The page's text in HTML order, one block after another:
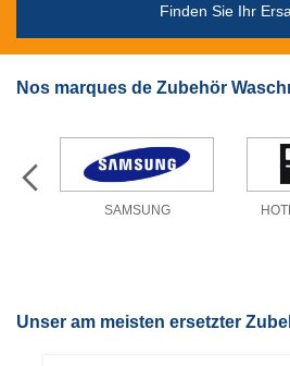
Finden Sie Ihr
Nos marques de Zubehör
SAMSUNG
Unser am meisten ersetzter